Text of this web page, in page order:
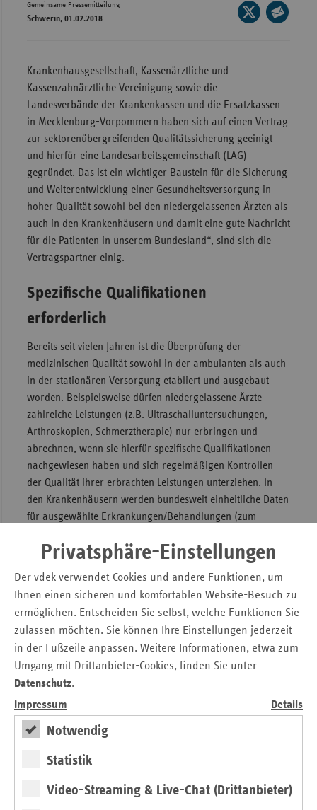
Privatsphäre-Einstellungen
Der vdek verwendet Cookies und andere Funktionen, um
Ihnen einen sicheren und komfortablen Website-Besuch zu
ermöglichen. Entscheiden Sie selbst, welche Funktionen Sie
zulassen möchten. Sie können Ihre Einstellungen jederzeit
in der Fußzeile anpassen. Weitere Informationen, etwa zum
Umgang mit Drittanbieter-Cookies, finden Sie unter
Datenschutz.
Impressum
Details
Notwendig
Statistik
Video-Streaming & Live-Chat (Drittanbieter)
Gemeinsame Pressemitteilung
Schwerin, 01.02.2018
Seite
auf
Krankenhausgesellschaft, Kassenärztliche und
Kassenzahnärztliche Vereinigung sowie die
Landesverbände der Krankenkassen und die Ersatzkassen
in Mecklenburg-Vorpommern haben sich auf einen Vertrag
zur sektorenübergreifenden Qualitätssicherung geeinigt
und hierfür eine Landesarbeitsgemeinschaft (LAG)
gegründet. Das ist ein wichtiger Baustein für die Sicherung
und Weiterentwicklung einer Gesundheitsversorgung in
hoher Qualität sowohl bei den niedergelassenen Ärzten als
auch in den Krankenhäusern und damit eine gute Nachricht
für die Patienten in unserem Bundesland“, sind sich die
Vertragspartner einig.
Spezifische Qualifikationen
erforderlich
Bereits seit vielen Jahren ist die Überprüfung der
medizinischen Qualität sowohl in der ambulanten als auch
in der stationären Versorgung etabliert und ausgebaut
worden. Beispielsweise dürfen niedergelassene Ärzte
zahlreiche Leistungen (z.B. Ultraschalluntersuchungen,
Arthroskopien, Schmerztherapie) nur erbringen und
abrechnen, wenn sie hierfür spezifische Qualifikationen
nachgewiesen haben und sich regelmäßigen Kontrollen
der Qualität ihrer erbrachten Leistungen unterziehen. In
den Krankenhäusern werden bundesweit einheitliche Daten
für ausgewählte Erkrankungen/Behandlungen (zum
flächendeckend zur Sicherung der Qualität erhoben,
nachgegangen und je nach Schwere des Regelverstoßes
werden Mahnungen oder Sanktionen erteilt und ggf. zum
Schutz der Patienten die Leistungserbringung untersagt.
Die Ergebnisse der genannten ambulanten und stationären
Qualitätssicherung werden regelmäßig in den jeweiligen
Qualitätsberichten veröffentlicht.
Qualität wird über längeren Zeitraum
überprüft
Im Rahmen der nun zusätzlich etablierten
sektorenübergreifenden Qualitätssicherung wird die
Qualität der medizinischen Versorgung nicht nur für einen